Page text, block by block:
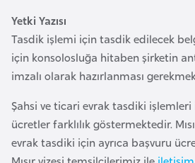
Yetki Yazısı
Tasdik işlemi için tasdik edilecek
için konsolosluğa hitaben şirketin
imzalı olarak hazırlanması
Şahsi ve ticari evrak tasdiki
ücretler farklılık göstermektedir.
evrak tasdiki için ayrıca başvuru
B
u
r
k
i
n
a